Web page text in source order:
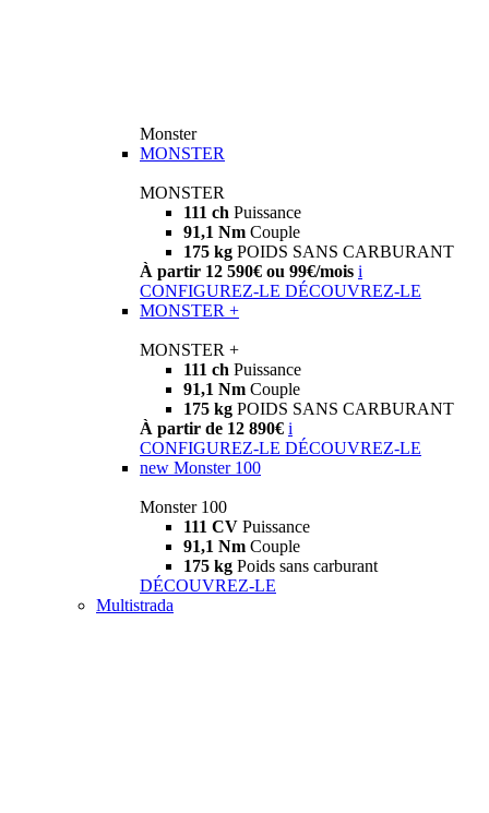
Monster
MONSTER
MONSTER
111 ch Puissance
91,1 Nm Couple
175 kg POIDS SANS CARBURANT
À partir 12 590€ ou 99€/mois i
CONFIGUREZ-LE DÉCOUVREZ-LE
MONSTER +
MONSTER +
111 ch Puissance
91,1 Nm Couple
175 kg POIDS SANS CARBURANT
À partir de 12 890€ i
CONFIGUREZ-LE DÉCOUVREZ-LE
new Monster 100
Monster 100
111 CV Puissance
91,1 Nm Couple
175 kg Poids sans carburant
DÉCOUVREZ-LE
Multistrada